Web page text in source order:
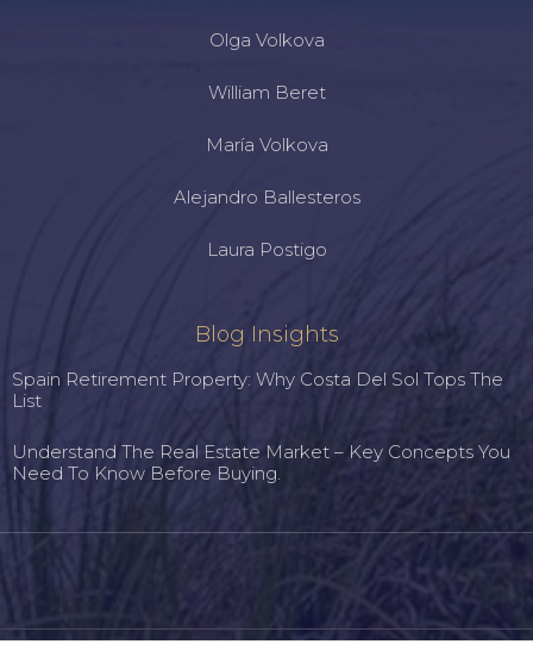
Olga Volkova
William Beret
María Volkova
Alejandro Ballesteros
Laura Postigo
Blog Insights
Spain Retirement Property: Why Costa Del Sol Tops The
List
Understand The Real Estate Market – Key Concepts You
Need To Know Before Buying.